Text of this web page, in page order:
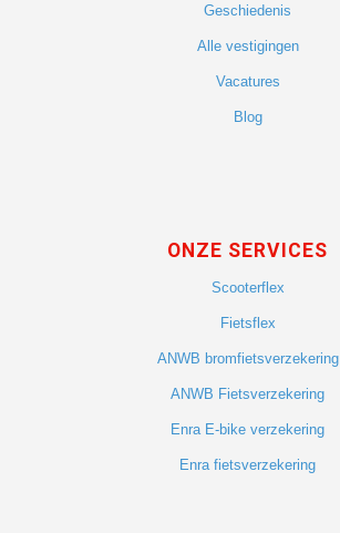
Geschiedenis
Alle vestigingen
Vacatures
Blog
ONZE SERVICES
Scooterflex
Fietsflex
ANWB bromfietsverzekering
ANWB Fietsverzekering
Enra E-bike verzekering
Enra fietsverzekering